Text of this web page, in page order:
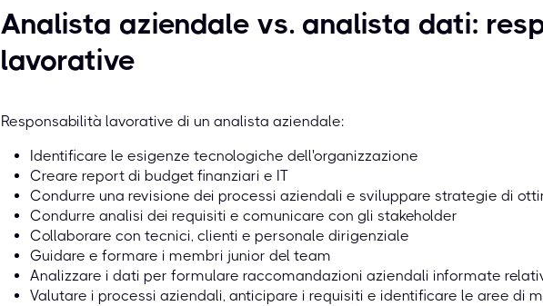
Analista aziendale vs. analista dati:
lavorative
Responsabilità lavorative di un analista aziendale:
Identificare le esigenze tecnologiche dell'organizzazione
Creare report di budget finanziari e IT
Condurre una revisione dei processi aziendali e sviluppare strategie di
Condurre analisi dei requisiti e comunicare con gli stakeholder
Collaborare con tecnici, clienti e personale dirigenziale
Guidare e formare i membri junior del team
Analizzare i dati per formulare raccomandazioni aziendali informate
Valutare i processi aziendali, anticipare i requisiti e identificare le aree di